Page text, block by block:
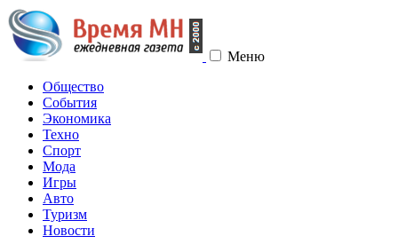
Меню
Общество
События
Экономика
Техно
Спорт
Мода
Игры
Авто
Туризм
Новости